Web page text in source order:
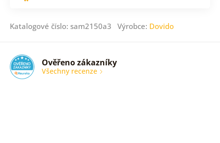
Katalogové číslo: sam2150a3 Výrobce: Dovido
Ověřeno zákazníky
Všechny recenze